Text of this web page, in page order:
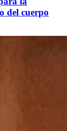
del cuerpo